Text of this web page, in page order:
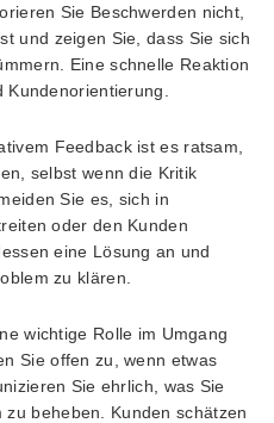
Sie Beschwerden nicht,
und zeigen Sie, dass Sie sich
Eine schnelle Reaktion
Feedback ist es ratsam,
selbst wenn die Kritik
Sie es, sich in
oder den Kunden
eine Lösung an und
zu klären.
wichtige Rolle im Umgang
Sie offen zu, wenn etwas
Sie ehrlich, was Sie
beheben. Kunden schätzen